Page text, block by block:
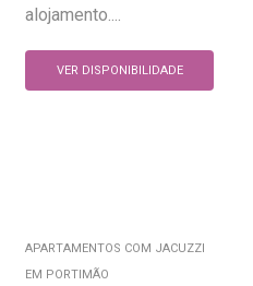
alojamento....
VER DISPONIBILIDADE
APARTAMENTOS COM JACUZZI
EM PORTIMÃO